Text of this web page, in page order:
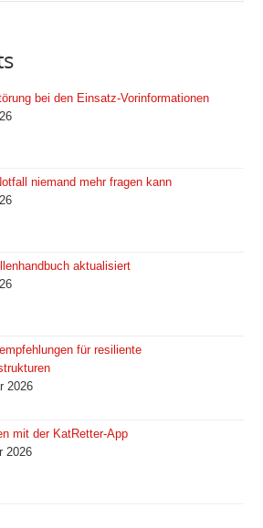
bei den Einsatz-Vorinformationen
niemand mehr fragen kann
aktualisiert
für resiliente
2026
mit der KatRetter-App
2026